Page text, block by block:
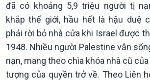
Kinh tế
Tin Kinh tế
Nông
Tin
đã có khoảng 5,9 triệu người tị
khắp thế giới, hầu hết là hậu duệ
phải rời bỏ nhà cửa khi Israel được
1948. Nhiều người Palestine vẫn
nạn, mang theo chìa khóa nhà cũ
tượng của quyền trở về. Theo Liên